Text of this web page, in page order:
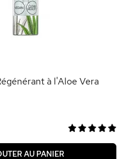
à l'Aloe Vera
AU PANIER